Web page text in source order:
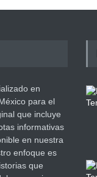
en
para el
que incluye
informativas
en nuestra
enfoque es
que